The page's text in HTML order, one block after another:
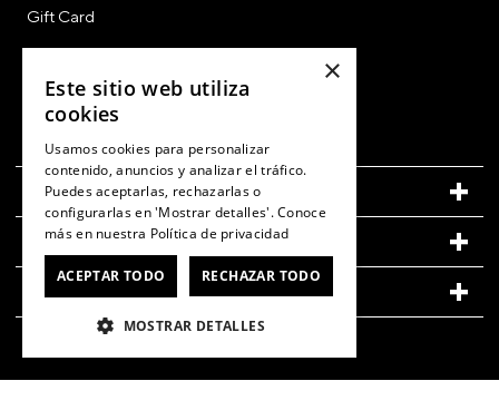
Gift Card
CyberMonday
Ver Boleta / Ticket de Cambio
CUENTA
LEGAL
CONOCE MÁS DE CROCS
×
Este sitio web utiliza
cookies
Usamos cookies para personalizar
contenido, anuncios y analizar el tráfico.
Puedes aceptarlas, rechazarlas o
configurarlas en 'Mostrar detalles'. Conoce
más en nuestra Política de privacidad
ACEPTAR TODO RECHAZAR TODO
MOSTRAR DETALLES